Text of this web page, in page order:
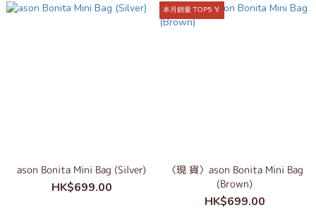
ason Bonita Mini Bag (Silver)
HK$699.00
本月銷量 TOP5 🏅
〈現 貨〉ason Bonita Mini Bag
(Brown)
HK$699.00